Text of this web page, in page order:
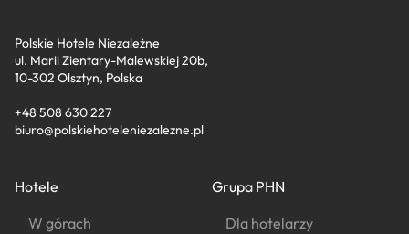
Polskie Hotele Niezależne
ul. Marii Zientary-Malewskiej 20b,
10-302 Olsztyn, Polska
+48 508 630 227
biuro@polskiehoteleniezalezne.pl
Hotele
W górach
Grupa PHN
Dla hotelarzy